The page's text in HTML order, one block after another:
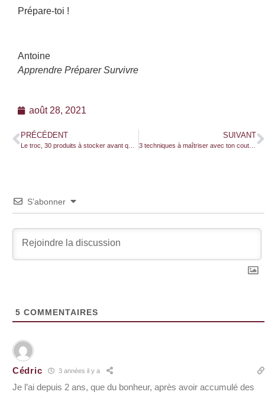
Prépare-toi !
Antoine
Apprendre Préparer Survivre
août 28, 2021
PRÉCÉDENT SUIVANT
3 techniques à maîtriser avec ton couteau de survie !
S’abonner
5 COMMENTAIRES
Cédric 3 années il y a
Je l’ai depuis 2 ans, que du bonheur, après avoir accumulé des